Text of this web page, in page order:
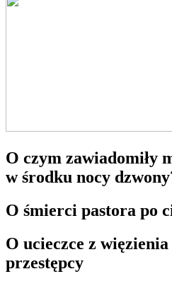
O czym zawiadomiły
w środku nocy
O śmierci pastora po
O ucieczce z
przestępcy